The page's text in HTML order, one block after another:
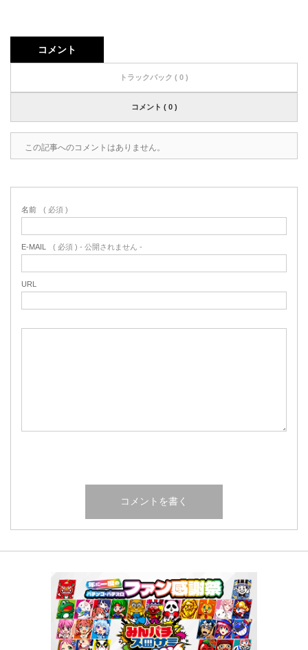
コメント
トラックバック ( 0 )
コメント ( 0 )
この記事へのコメントはありません。
名前 ( 必須 )
E-MAIL ( 必須 ) - 公開されません -
URL